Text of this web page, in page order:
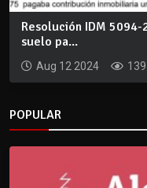
Resolución IDM
suelo pa...
Aug 12 2024
POPULAR